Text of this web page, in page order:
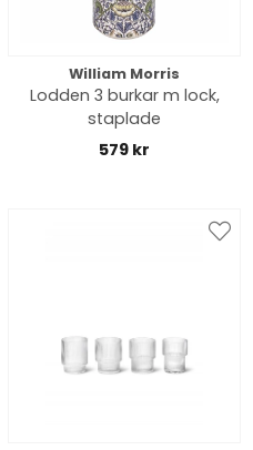
William Morris
Lodden 3 burkar m lock,
staplade
579 kr